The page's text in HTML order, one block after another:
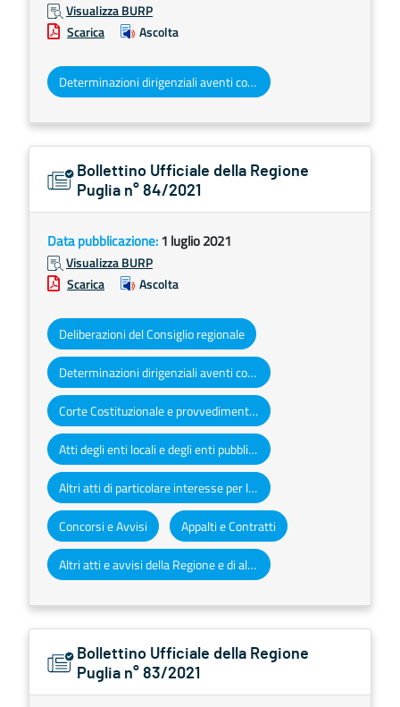
Visualizza BURP
Scarica
Ascolta
Determinazioni dirigenziali aventi contenuto di interesse generale
Bollettino Ufficiale della Regione
Puglia n° 84/2021
Data pubblicazione:1 luglio 2021
Visualizza BURP
Scarica
Ascolta
Deliberazioni del Consiglio regionale
Determinazioni dirigenziali aventi contenuto di interesse generale
Corte Costituzionale e provvedimenti organi giurisdizionali
Atti degli enti locali e degli enti pubblici e privati
Altri atti di particolare interesse per la Regione Puglia
Concorsi e Avvisi Appalti e Contratti
Altri atti e avvisi della Regione e di altri enti pubblici che interessano la collettività regionale
Bollettino Ufficiale della Regione
Puglia n° 83/2021